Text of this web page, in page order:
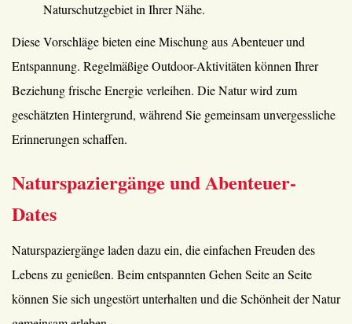
Naturschutzgebiet in Ihrer Nähe.
Diese Vorschläge bieten eine Mischung aus Abenteuer und
Entspannung. Regelmäßige Outdoor-Aktivitäten können Ihrer
Beziehung frische Energie verleihen. Die Natur wird zum
geschätzten Hintergrund, während Sie gemeinsam unvergessliche
Erinnerungen schaffen.
Naturspaziergänge und Abenteuer-
Dates
Naturspaziergänge laden dazu ein, die einfachen Freuden des
Lebens zu genießen. Beim entspannten Gehen Seite an Seite
können Sie sich ungestört unterhalten und die Schönheit der Natur